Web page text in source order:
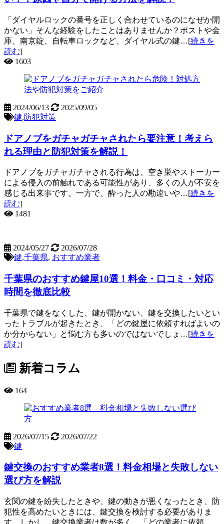
「ダイヤルロックの番号を正しく合わせているのになぜか開
かない」そんな経験をしたことはありませんか？ポストや金
庫、南京錠、自転車ロックなど、ダイヤル式の鍵…[続きを
読む]
1603
2024/06/13
2025/09/05
鍵,防犯対策
ドアノブをガチャガチャされたら要注意！考えら
れる理由と防犯対策を解説！
ドアノブをガチャガチャされる行為は、空き巣やストーカー
による侵入の前触れである可能性があり、多くの人が不安を
感じる出来事です。一方で、酔った人の勘違いや…[続きを
読む]
1481
2024/05/27
2026/07/28
鍵,千葉県, おすすめ業者
千葉県のおすすめ鍵屋10選！料金・口コミ・対応
時間を徹底比較
千葉県で鍵をなくした、鍵が開かない、鍵を交換したいとい
ったトラブルが起きたとき、「どの鍵屋に依頼すればよいの
か分からない」と悩む方も多いのではないでしょ…[続きを
読む]
新着コラム
164
2026/07/15
2026/07/22
鍵
鍵交換のおすすめ業者8選！料金相場と失敗しない
選び方を解説
玄関の鍵を紛失したときや、鍵の動きが悪くなったとき、防
犯性を高めたいときには、鍵交換を検討する必要がありま
す。しかし、鍵交換業者は数が多く、「どの業者に依頼…